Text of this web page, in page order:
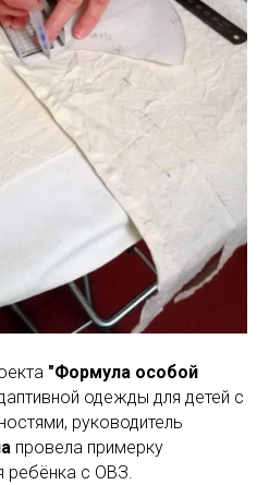
"Формула особой
одежды для детей с
руководитель
провела примерку
ребёнка с ОВЗ.